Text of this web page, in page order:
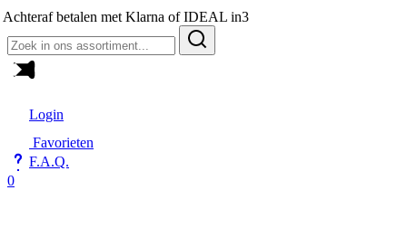
met Klarna of IDEAL in3
naar:
Login
Favorieten
F.A.Q.
0